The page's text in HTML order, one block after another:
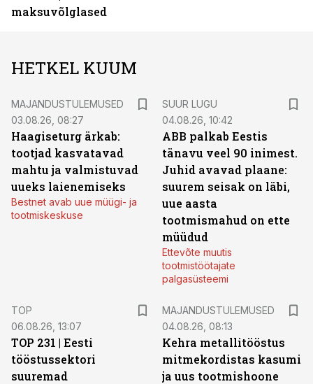
maksuvõlglased
HETKEL KUUM
MAJANDUSTULEMUSED
03.08.26, 08:27
Haagiseturg ärkab:
tootjad kasvatavad
mahtu ja valmistuvad
uueks laienemiseks
Bestnet avab uue müügi- ja
tootmiskeskuse
SUUR LUGU
04.08.26, 10:42
ABB palkab Eestis
tänavu veel 90 inimest.
Juhid avavad plaane:
suurem seisak on läbi,
uue aasta
tootmismahud on ette
müüdud
Ettevõte muutis
tootmistöötajate
palgasüsteemi
TOP
06.08.26, 13:07
TOP 231 | Eesti
tööstussektori
suuremad
MAJANDUSTULEMUSED
04.08.26, 08:13
Kehra metallitööstus
mitmekordistas kasumi
ja uus tootmishoone